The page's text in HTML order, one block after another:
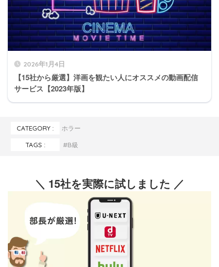
2026年1月4日
【15社から厳選】洋画を観たい人にオススメの動画配信
サービス【2023年版】
CATEGORY : ホラー
TAGS : B級
＼ 15社を実際に試しました ／